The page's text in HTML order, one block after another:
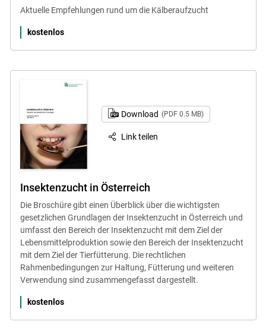
Aktuelle Empfehlungen rund um die Kälberaufzucht
kostenlos
Download (PDF 0.5 MB)
Link teilen
Insektenzucht in Österreich
Die Broschüre gibt einen Überblick über die wichtigsten
gesetzlichen Grundlagen der Insektenzucht in Österreich und
umfasst den Bereich der Insektenzucht mit dem Ziel der
Lebensmittelproduktion sowie den Bereich der Insektenzucht
mit dem Ziel der Tierfütterung. Die rechtlichen
Rahmenbedingungen zur Haltung, Fütterung und weiteren
Verwendung sind zusammengefasst dargestellt.
kostenlos